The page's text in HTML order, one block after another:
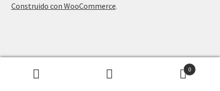
Construido con WooCommerce.
0